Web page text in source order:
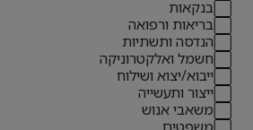
בנקאות
בריאות ורפואה
הנדסה ותשתיות
חשמל ואלקטרוניקה
ייבוא/יצוא ושילוח
ייצור ותעשייה
משאבי אנוש